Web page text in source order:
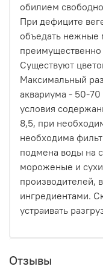
обилием
При дефиците
объедать нежные
Существуют
Максимальный
аквариума - 50-
условия
8,5, при
необходима
подмена воды на
мороженые и
производителей,
ингредиентами.
устраивать
Отзывы